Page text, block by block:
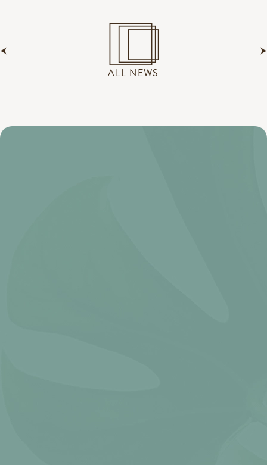
ALL NEWS